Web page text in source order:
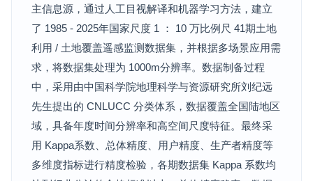
主信息源，通过人工目视解译和机器学习方法，建立
了 1985 - 2025年国家尺度 1 ： 10 万比例尺 41期土地
利用 / 土地覆盖遥感监测数据集，并根据多场景应用需
求，将数据集处理为 1000m分辨率。数据制备过程
中，采用由中国科学院地理科学与资源研究所刘纪远
先生提出的 CNLUCC 分类体系，数据覆盖全国陆地区
域，具备年度时间分辨率和高空间尺度特征。最终采
用 Kappa系数、总体精度、用户精度、生产者精度等
多维度指标进行精度检验，各期数据集 Kappa 系数均